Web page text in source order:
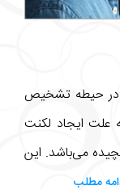
در حیطه تشخیص
علت ایجاد لکنت
می‌باشد. این
مطلب